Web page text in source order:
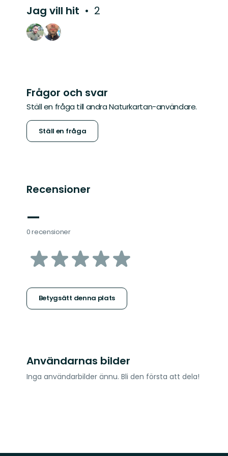
Jag vill hit 2
Frågor och svar
Ställ en fråga till andra Naturkartan-användare.
Ställ en fråga
Recensioner
—
0 recensioner
av
stjärnor
Betygsätt denna plats
Användarnas bilder
Inga användarbilder ännu. Bli den första att dela!